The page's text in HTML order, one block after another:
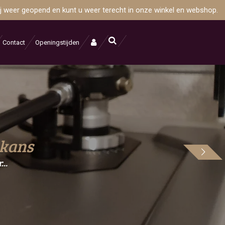
geopend en kunt u weer terecht in onze winkel en webshop.
Contact Openingstijden